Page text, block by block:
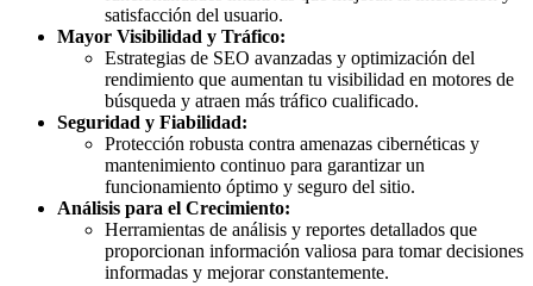
satisfacción del usuario.
Mayor Visibilidad y Tráfico:
Estrategias de SEO avanzadas y optimización del
rendimiento que aumentan tu visibilidad en motores de
búsqueda y atraen más tráfico cualificado.
Seguridad y Fiabilidad:
Protección robusta contra amenazas cibernéticas y
mantenimiento continuo para garantizar un
funcionamiento óptimo y seguro del sitio.
Análisis para el Crecimiento:
Herramientas de análisis y reportes detallados que
proporcionan información valiosa para tomar decisiones
informadas y mejorar constantemente.